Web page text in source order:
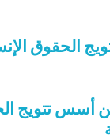
الحقوق
أسس تتويج